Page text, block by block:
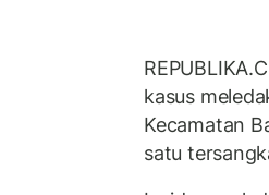
kasus
Kecamatan
satu